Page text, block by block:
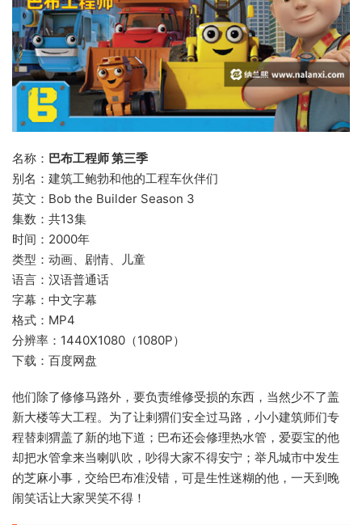
名称： 巴布工程师 第三季
别名：建筑工鲍勃和他的工程车伙伴们
英文：Bob the Builder Season 3
集数：共13集
时间：2000年
类型：动画、剧情、儿童
语言：汉语普通话
字幕：中文字幕
格式：MP4
分辨率：1440X1080（1080P）
下载：百度网盘
他们除了修修马路外，要负责维修受损的东西，当然少不了盖
新大楼等大工程。为了让剌猬们安全过马路，小小建筑师们专
程替刺猬盖了新的地下道；巴布还会修理热水管，爱耍宝的他
却把水管拿来当喇叭吹，吵得大家不得安宁；举凡城市中发生
的芝麻小事，交给巴布准没错，可是生性迷糊的他，一天到晚
闹笑话让大家哭笑不得！